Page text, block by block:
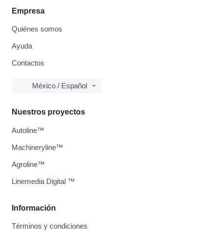
Empresa
Quiénes somos
Ayuda
Contactos
México / Español
Información
Términos y condiciones
Nuestros proyectos
Autoline™
Machineryline™
Agroline™
Linemedia Digital ™